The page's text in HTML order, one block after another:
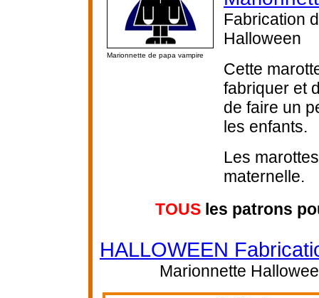
Marionnette de papa vampire
Fabrication
Halloween
Cette
fabriquer et
de faire un
les enfants.
Les
maternelle.
TOUS les patrons
HALLOWEEN
Marionnette